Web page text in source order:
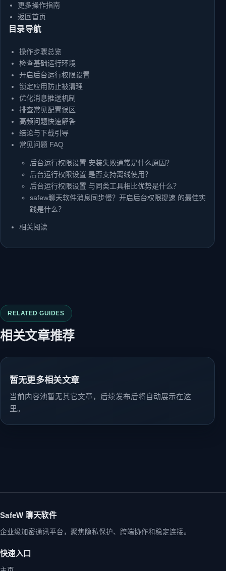
更多操作指南
返回首页
目录导航
操作步骤总览
检查基础运行环境
开启后台运行权限设置
锁定应用防止被清理
优化消息推送机制
排查常见配置误区
高频问题快速解答
结论与下载引导
常见问题 FAQ
后台运行权限设置 安装失败通常是什么原因？
后台运行权限设置 是否支持离线使用？
后台运行权限设置 与同类工具相比优势是什么？
safew聊天软件消息同步慢？开启后台权限提速 的最佳实
践是什么？
相关阅读
RELATED GUIDES
相关文章推荐
暂无更多相关文章
当前内容池暂无其它文章，后续发布后将自动展示在这
里。
SafeW 聊天软件
企业级加密通讯平台，聚焦隐私保护、跨端协作和稳定连接。
快速入口